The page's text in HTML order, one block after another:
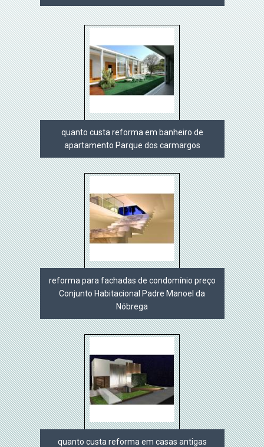
quanto custa reforma em banheiro de
apartamento Parque dos carmargos
reforma para fachadas de condomínio preço
Conjunto Habitacional Padre Manoel da
Nóbrega
quanto custa reforma em casas antigas